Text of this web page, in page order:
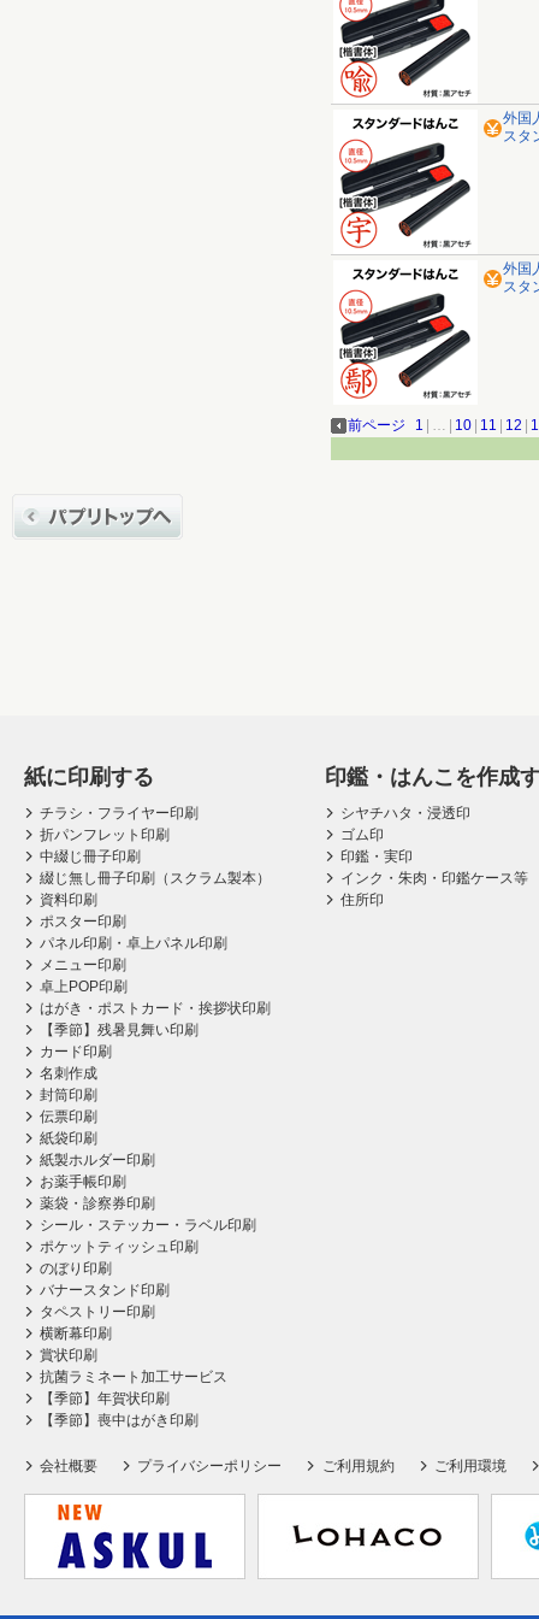
外国
スタ
外国
スタ
前ページ 1 … 10 11 12
紙に印刷する
チラシ・フライヤー印刷
折パンフレット印刷
中綴じ冊子印刷
綴じ無し冊子印刷（スクラム製本）
資料印刷
ポスター印刷
パネル印刷・卓上パネル印刷
メニュー印刷
卓上POP印刷
はがき・ポストカード・挨拶状印刷
【季節】残暑見舞い印刷
カード印刷
名刺作成
封筒印刷
伝票印刷
紙袋印刷
紙製ホルダー印刷
お薬手帳印刷
薬袋・診察券印刷
シール・ステッカー・ラベル印刷
ポケットティッシュ印刷
のぼり印刷
バナースタンド印刷
タペストリー印刷
横断幕印刷
賞状印刷
抗菌ラミネート加工サービス
【季節】年賀状印刷
【季節】喪中はがき印刷
印鑑・はんこを作成
シヤチハタ・浸透印
ゴム印
印鑑・実印
インク・朱肉・印鑑ケース等
住所印
会社概要 プライバシーポリシー ご利用規約 ご利用環境